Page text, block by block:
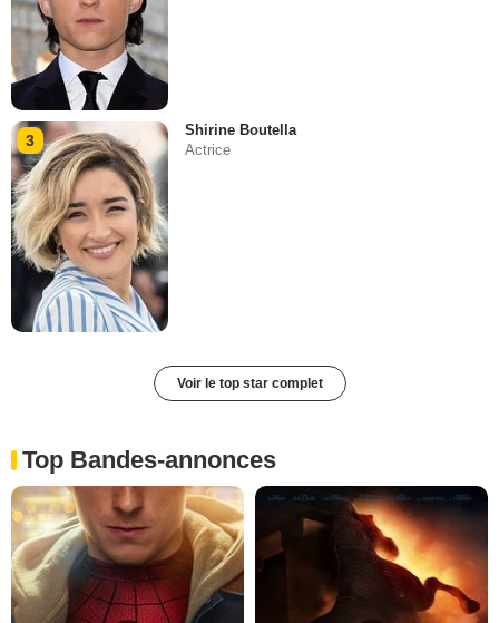
3
Shirine Boutella
Actrice
Voir le top star complet
Top Bandes-annonces